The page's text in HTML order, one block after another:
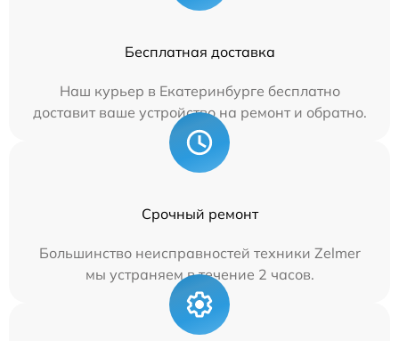
Бесплатная доставка
Наш курьер в Екатеринбурге бесплатно
доставит ваше устройство на ремонт и обратно.
Срочный ремонт
Большинство неисправностей техники Zelmer
мы устраняем в течение 2 часов.